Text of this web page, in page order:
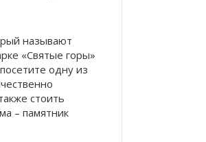
называют
«Святые горы»
одну из
стоить
– памятник